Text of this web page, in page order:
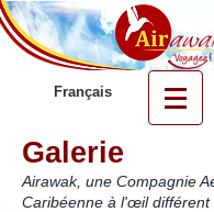
Français
Galerie
Airawak, une Compagnie
Caribéenne à l'œil différent